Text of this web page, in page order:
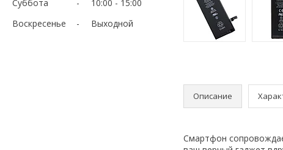
Суббота
10:00
15:00
Воскресенье
Выходной
Описание
Смартфон